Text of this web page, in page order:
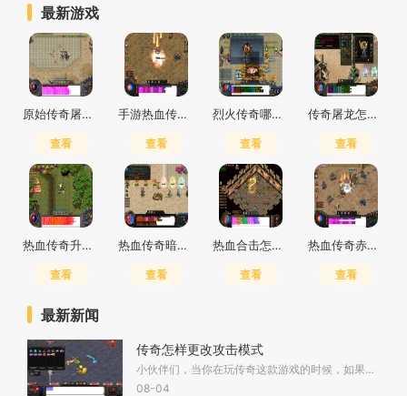
最新游戏
原始传奇屠龙殿刷怪地点在哪里啊
查看
手游热血传奇平民玩什么好
查看
烈火传奇哪个职业好一点
查看
传奇屠龙怎么合成武器
查看
热血传奇升级路线战士攻略
查看
热血传奇暗殿装备是哪些属性的
查看
热血合击怎么样快速升级
查看
热血传奇赤月恶魔在什么地方
查看
最新新闻
传奇怎样更改攻击模式
小伙伴们，当你在玩传奇这款游戏的时候，如果想更改攻击模式，可以试着按下键盘上的Ctrl加H组合键。通过这个简单的操作，你就能在不同的攻击模式之间进行切换。目前常见的攻击模
08-04